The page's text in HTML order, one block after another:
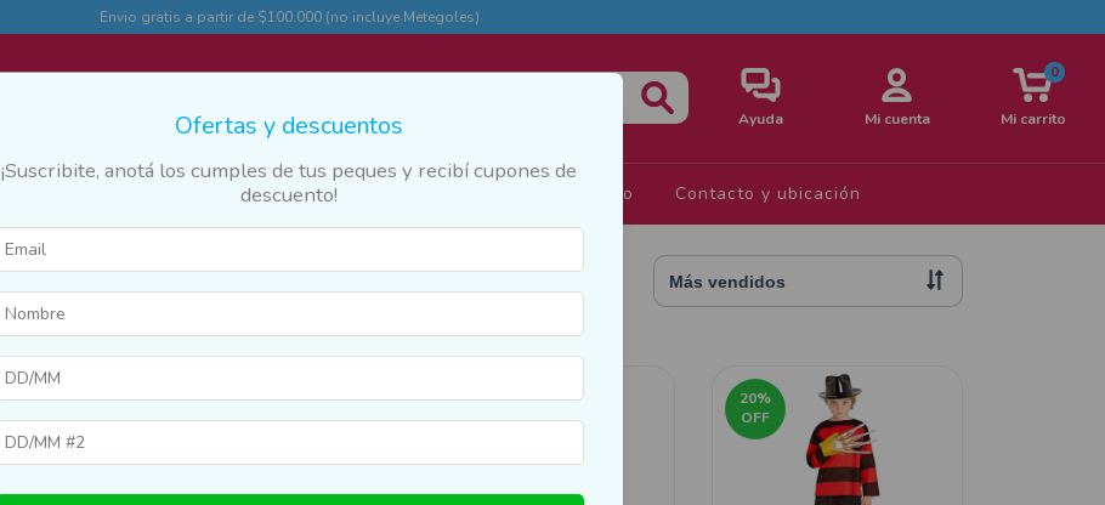
Envio gratis a partir de $100.000 (no incluye Metegoles)
Ayuda Mi cuenta Mi carrito
0
Marcas y franquicias Guias de Uso Contacto y ubicación
20%
OFF
20%
OFF
20%
OFF
Ofertas y descuentos
¡Suscribite, anotá los cumples de tus peques y recibí cupones de
descuento!